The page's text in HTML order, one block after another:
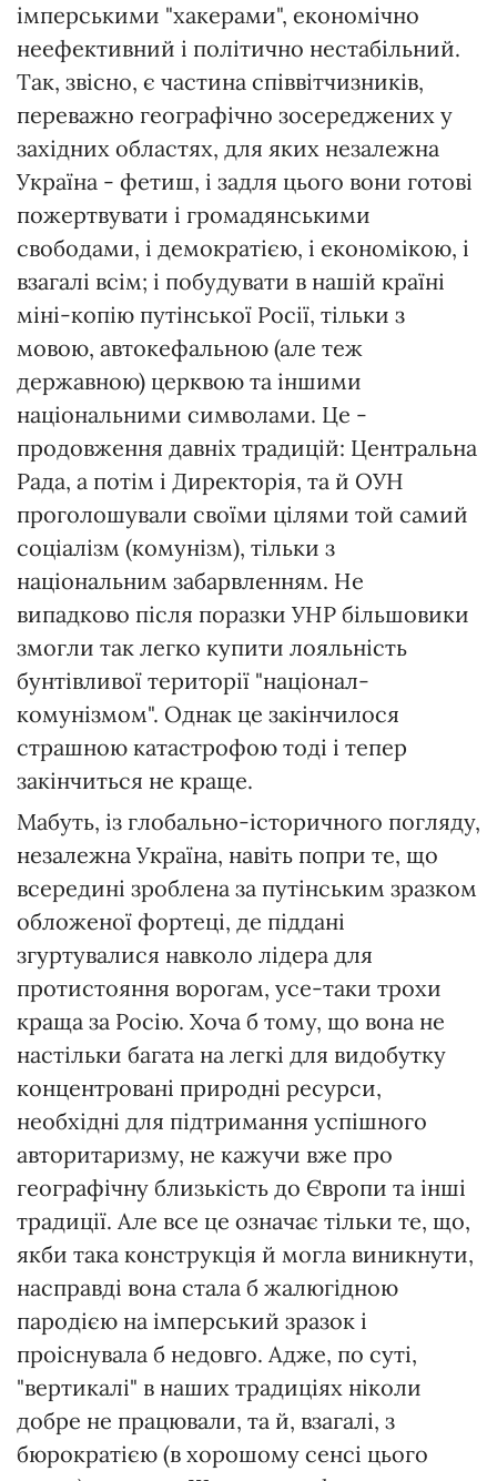
імперськими "хакерами", економічно
неефективний і політично нестабільний.
Так, звісно, є частина співвітчизників,
переважно географічно зосереджених у
західних областях, для яких незалежна
Україна - фетиш, і задля цього вони готові
пожертвувати і громадянськими
свободами, і демократією, і економікою, і
взагалі всім; і побудувати в нашій країні
міні-копію путінської Росії, тільки з
мовою, автокефальною (але теж
державною) церквою та іншими
національними символами. Це -
продовження давніх традицій: Центральна
Рада, а потім і Директорія, та й ОУН
проголошували своїми цілями той самий
соціалізм (комунізм), тільки з
національним забарвленням. Не
випадково після поразки УНР більшовики
змогли так легко купити лояльність
бунтівливої території "націонал-
комунізмом". Однак це закінчилося
страшною катастрофою тоді і тепер
закінчиться не краще.
Мабуть, із глобально-історичного погляду,
незалежна Україна, навіть попри те, що
всередині зроблена за путінським зразком
обложеної фортеці, де піддані
згуртувалися навколо лідера для
протистояння ворогам, усе-таки трохи
краща за Росію. Хоча б тому, що вона не
настільки багата на легкі для видобутку
концентровані природні ресурси,
необхідні для підтримання успішного
авторитаризму, не кажучи вже про
географічну близькість до Європи та інші
традиції. Але все це означає тільки те, що,
якби така конструкція й могла виникнути,
насправді вона стала б жалюгідною
пародією на імперський зразок і
проіснувала б недовго. Адже, по суті,
"вертикалі" в наших традиціях ніколи
добре не працювали, та й, взагалі, з
бюрократією (в хорошому сенсі цього